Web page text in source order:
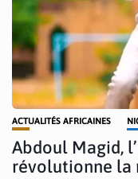
ACTUALITÉS AFRICAINES
Abdoul Magid,
révolutionne la